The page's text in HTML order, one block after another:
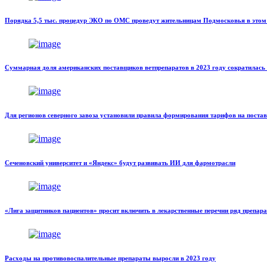
Порядка 5,5 тыс. процедур ЭКО по ОМС проведут жительницам Подмосковья в этом
Суммарная доля американских поставщиков ветпрепаратов в 2023 году сократилась
Для регионов северного завоза установили правила формирования тарифов на
Сеченовский университет и «Яндекс» будут развивать ИИ для фармотрасли
«Лига защитников пациентов» просит включить в лекарственные перечни ряд
Расходы на противовоспалительные препараты выросли в 2023 году